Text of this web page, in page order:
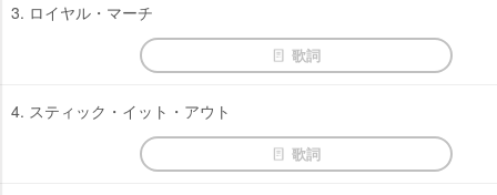
3. ロイヤル・マーチ
歌詞
4. スティック・イット・アウト
歌詞